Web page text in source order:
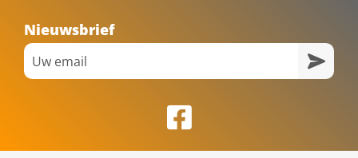
Nieuwsbrief